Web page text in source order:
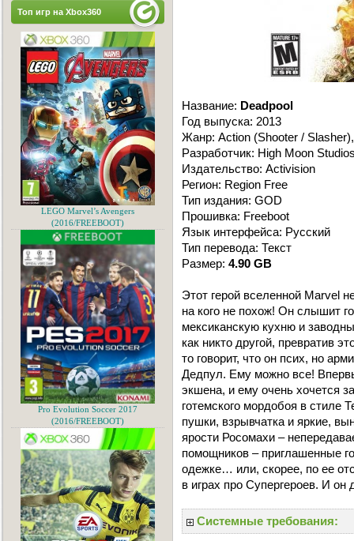
Название: Deadpool
Год выпуска: 2013
Жанр: Action (Shooter /
Разработчик: High Moon
Издательство: Activision
Регион: Region Free
Тип издания: GOD
Прошивка: Freeboot
Язык интерфейса: Русский
Тип перевода: Текст
Размер: 4.90 GB
Этот герой вселенной Marvel
на кого не похож! Он слышит
мексиканскую кухню и
как никто другой, превратив
то говорит, что он псих, но
Дедпул. Ему можно все!
экшена, и ему очень хочется
готемского мордобоя в стиле
пушки, взрывчатка и яркие,
ярости Росомахи –
помощников – приглашенные
одежке… или, скорее, по ее
в играх про Супергероев. И он
Системные требования:
Топ игр на Xbox360
LEGO Marvel’s Avengers
(2016/FREEBOOT)
Pro Evolution Soccer 2017
(2016/FREEBOOT)